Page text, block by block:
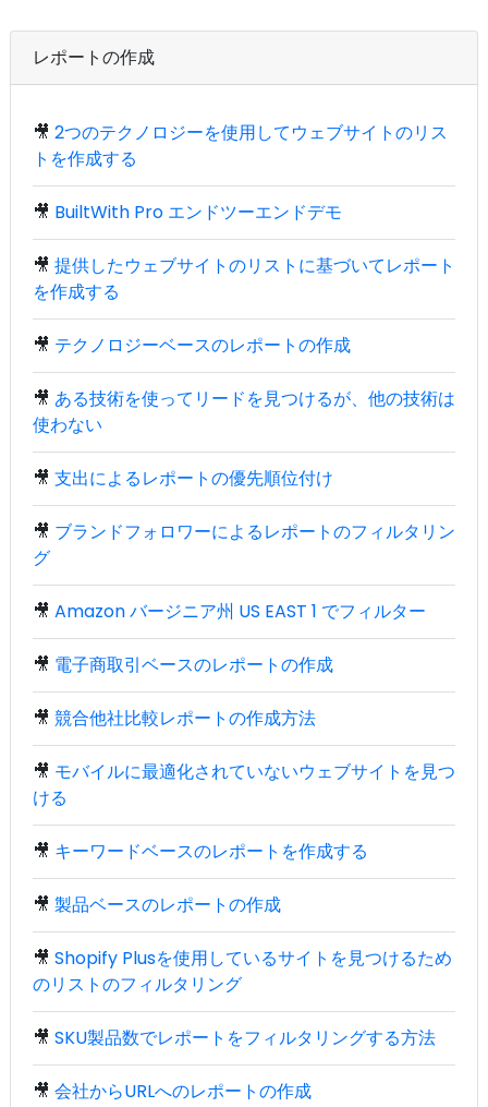
レポートの作成
🎥 2つのテクノロジーを使用してウェブサイトのリス
トを作成する
🎥 BuiltWith Pro エンドツーエンドデモ
🎥 提供したウェブサイトのリストに基づいてレポート
を作成する
🎥 テクノロジーベースのレポートの作成
🎥 ある技術を使ってリードを見つけるが、他の技術は
使わない
🎥 支出によるレポートの優先順位付け
🎥 ブランドフォロワーによるレポートのフィルタリン
グ
🎥 Amazon バージニア州 US EAST 1 でフィルター
🎥 電子商取引ベースのレポートの作成
🎥 競合他社比較レポートの作成方法
🎥 モバイルに最適化されていないウェブサイトを見つ
ける
🎥 キーワードベースのレポートを作成する
🎥 製品ベースのレポートの作成
🎥 Shopify Plusを使用しているサイトを見つけるため
のリストのフィルタリング
🎥 SKU製品数でレポートをフィルタリングする方法
🎥 会社からURLへのレポートの作成